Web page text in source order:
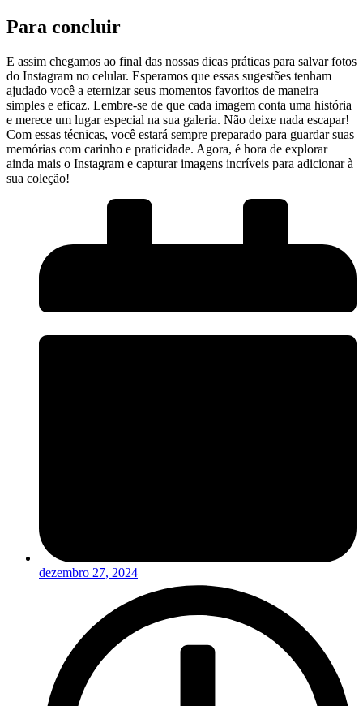
Para concluir
E ⁤assim chegamos ao final das nossas dicas práticas ‌para salvar fotos
do Instagram⁢ no celular. Esperamos que essas sugestões ‌tenham
ajudado você a eternizar seus momentos ⁢favoritos de maneira
simples e eficaz. Lembre-se de que cada imagem conta uma história
e merece um lugar​ especial ‍na sua galeria. Não deixe nada escapar!
Com essas técnicas, você​ estará sempre preparado para guardar⁢ suas
memórias com carinho e‌ praticidade. Agora, é hora de​ explorar
ainda mais o Instagram e capturar imagens incríveis para adicionar‌ à
sua coleção!
dezembro 27, 2024